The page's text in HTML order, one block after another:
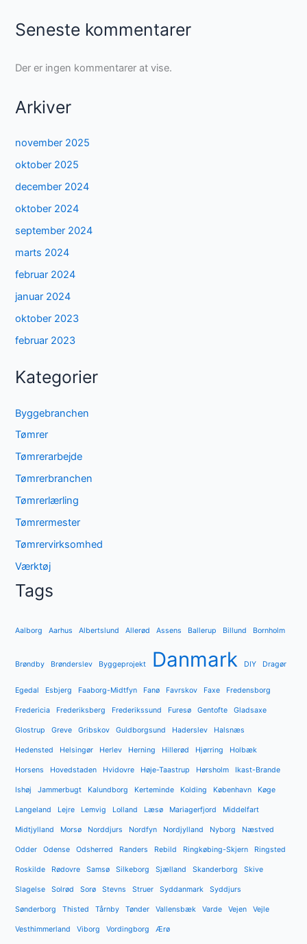
Seneste kommentarer
Der er ingen kommentarer at vise.
Arkiver
november 2025
oktober 2025
december 2024
oktober 2024
september 2024
marts 2024
februar 2024
januar 2024
oktober 2023
februar 2023
Kategorier
Byggebranchen
Tømrer
Tømrerarbejde
Tømrerbranchen
Tømrerlærling
Tømrermester
Tømrervirksomhed
Værktøj
Tags
Aalborg Aarhus Albertslund Allerød Assens Ballerup Billund Bornholm
Brøndby Brønderslev Byggeprojekt Danmark DIY Dragør
Egedal Esbjerg Faaborg-Midtfyn Fanø Favrskov Faxe Fredensborg
Fredericia Frederiksberg Frederikssund Furesø Gentofte Gladsaxe
Glostrup Greve Gribskov Guldborgsund Haderslev Halsnæs
Hedensted Helsingør Herlev Herning Hillerød Hjørring Holbæk
Horsens Hovedstaden Hvidovre Høje-Taastrup Hørsholm Ikast-Brande
Ishøj Jammerbugt Kalundborg Kerteminde Kolding København Køge
Langeland Lejre Lemvig Lolland Læsø Mariagerfjord Middelfart
Midtjylland Morsø Norddjurs Nordfyn Nordjylland Nyborg Næstved
Odder Odense Odsherred Randers Rebild Ringkøbing-Skjern Ringsted
Roskilde Rødovre Samsø Silkeborg Sjælland Skanderborg Skive
Slagelse Solrød Sorø Stevns Struer Syddanmark Syddjurs
Sønderborg Thisted Tårnby Tønder Vallensbæk Varde Vejen Vejle
Vesthimmerland Viborg Vordingborg Ærø